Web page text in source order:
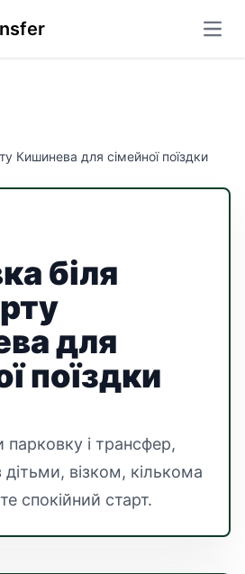
Кишинева для сімейної поїздки
біля
для
поїздки
парковку і трансфер,
візком, кількома
спокійний старт.